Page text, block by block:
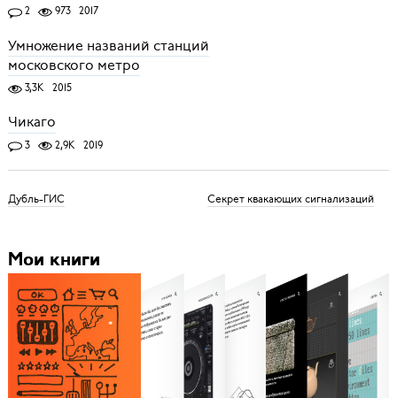
2 973 2017
Умножение названий станций
московского метро
3,3K 2015
Чикаго
3 2,9K 2019
Дубль-ГИС Секрет квакающих сигнализаций
Мои книги